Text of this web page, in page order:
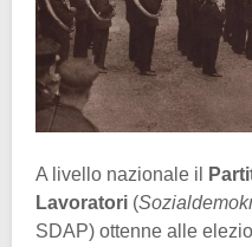
A livello nazionale il
Lavoratori (
SDAP) ottenne alle